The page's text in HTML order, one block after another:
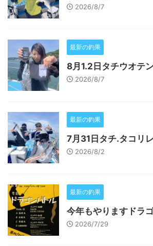
2026/8/7
最新の釣果
8月1.2日タチウオテ
2026/8/7
最新の釣果
7月31日タチ.タコリ
2026/8/2
最新の釣果
今年もやりますドラ
2026/7/29